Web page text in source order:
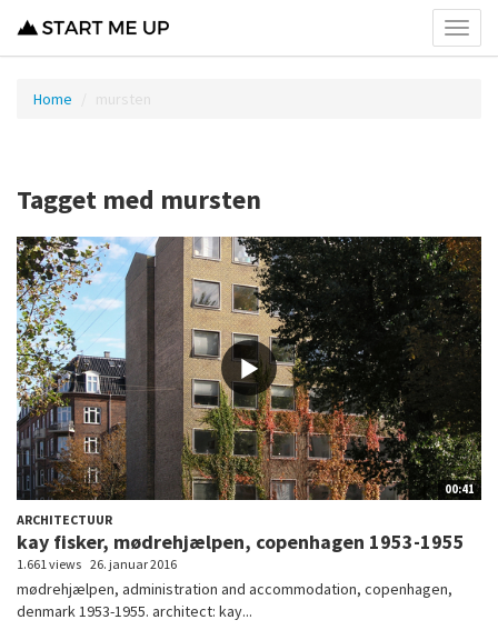
menu
Home mursten
Tagget med mursten
00:41
ARCHITECTUUR
kay fisker, mødrehjælpen, copenhagen 1953-1955
1.661 views 26. januar 2016
mødrehjælpen, administration and accommodation, copenhagen,
denmark 1953-1955. architect: kay...